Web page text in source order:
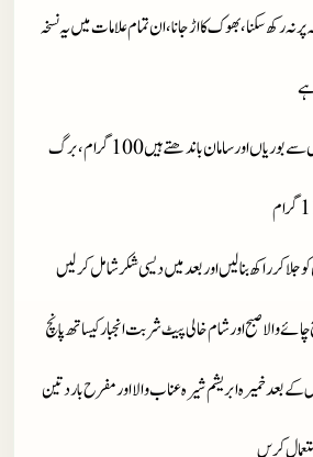
نہ رکھ سکنا، بھوک کا اڑ جانا، ان تمام علامات میں یہ نسخہ
: ٹاٹ، یعنی سیبا جس سے بوریاں اور سامان باندھتے ہیں 100 گرام، برگ
جلا کر راکھ بنا لیں اور بعد میں دیسی شکر شامل کر لیں
والا صبح اور شام خالی پیٹ شربت انجبار کیساتھ پانچ
خمیرہ ابریشم شیرہ عناب والا اور مفرح بارد تین